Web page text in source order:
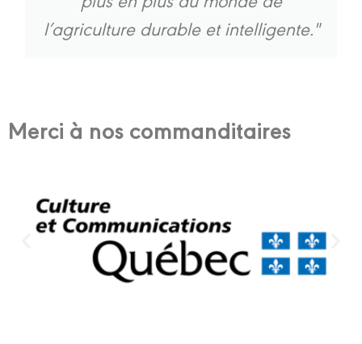
l’agriculture durable et intelligente."
Merci à nos commanditaires